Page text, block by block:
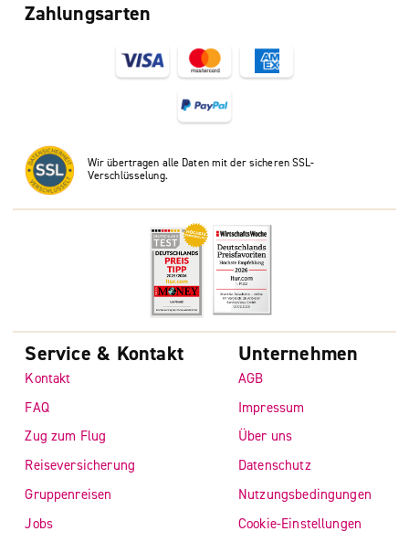
Zahlungsarten
Wir übertragen alle Daten mit der sicheren SSL-
Verschlüsselung.
Service & Kontakt
Kontakt
FAQ
Zug zum Flug
Reiseversicherung
Gruppenreisen
Jobs
Unternehmen
AGB
Impressum
Über uns
Datenschutz
Nutzungsbedingungen
Cookie-Einstellungen